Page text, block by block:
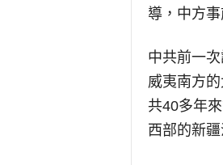
導，中方
中共前一
威夷南方
共40多年
西部的新